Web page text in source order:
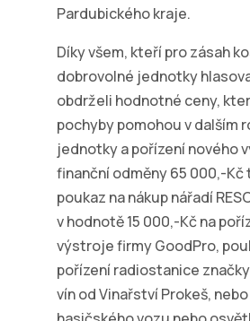
Pardubického kraje.
Díky všem, kteří pro zásah
dobrovolné jednotky
obdrželi hodnotné ceny,
pochyby pomohou v dalším
jednotky a pořízení nového
finanční odměny 65 000,-Kč
poukaz na nákup nářadí
v hodnotě 15 000,-Kč na
výstroje firmy GoodPro,
pořízení radiostanice
vín od Vinařství Prokeš,